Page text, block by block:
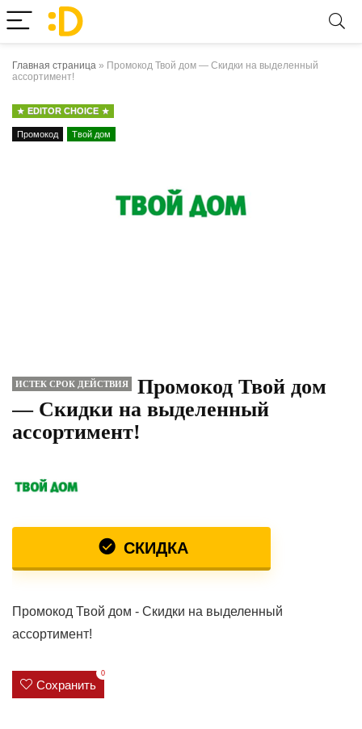
Главная страница » Промокод Твой дом — Скидки на выделенный
ассортимент!
EDITOR CHOICE
Промокод Твой дом
ИСТЕК СРОК ДЕЙСТВИЯ
Промокод Твой дом
— Скидки на выделенный
ассортимент!
СКИДКА
Промокод Твой дом - Скидки на выделенный
ассортимент!
Сохранить
0